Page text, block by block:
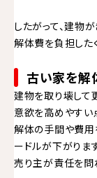
したがって、建物
解体費を負担した
古い家を解
建物を取り壊して
意欲を高めやすい
解体の手間や費用
ードルが下がりま
売り主が責任を問